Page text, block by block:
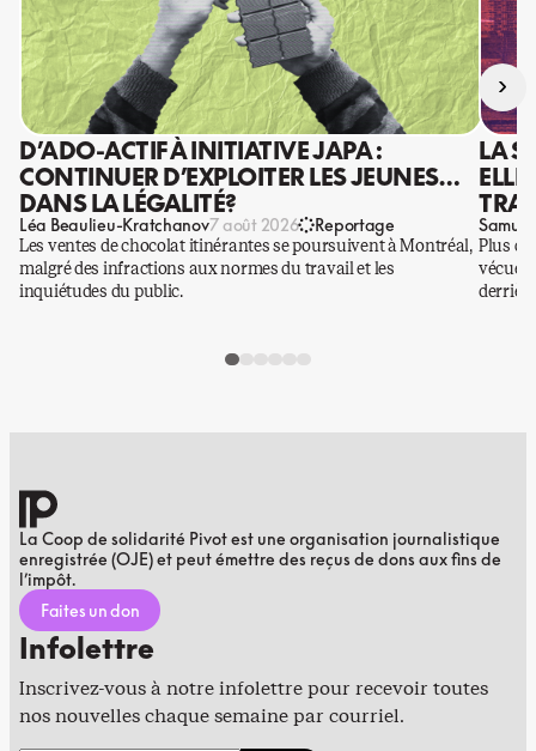
D’ADO-ACTIF À INITIATIVE JAPA :
CONTINUER D’EXPLOITER LES JEUNES…
DANS LA LÉGALITÉ?
Léa Beaulieu-Kratchanov7 août 2026 Reportage
Les ventes de chocolat itinérantes se poursuivent à Montréal,
malgré des infractions aux normes du travail et les
inquiétudes du public.
LA
Plus
vécues
›
La Coop de solidarité Pivot est une organisation journalistique
enregistrée (OJE) et peut émettre des reçus de dons aux fins de
l’impôt.
Faites un don
Infolettre
Inscrivez-vous à notre infolettre pour recevoir toutes
nos nouvelles chaque semaine par courriel.